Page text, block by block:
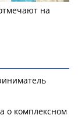
на
о комплексном